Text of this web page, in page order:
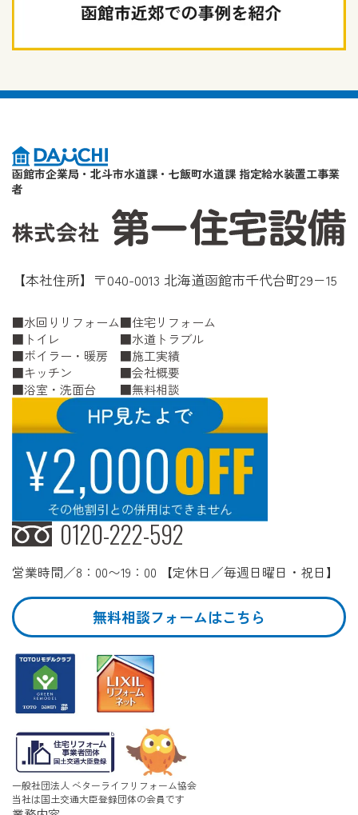
函館市企業局・北斗市水道課・七飯町水道課 指定給水装置工事業
者
【本社住所】〒040-0013 北海道函館市千代台町29−15
水回りリフォーム
トイレ
ボイラー・暖房
キッチン
浴室・洗面台
住宅リフォーム
水道トラブル
施工実績
会社概要
無料相談
0120-222-592
営業時間／8：00〜19：00 【定休日／毎週日曜日・祝日】
無料相談フォームはこちら
一般社団法人 ベターライフリフォーム協会
当社は国土交通大臣登録団体の会員です